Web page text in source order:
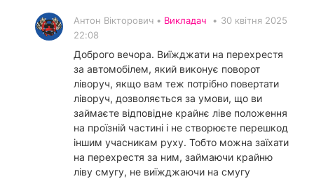
Антон Вікторович • Викладач • 30 квітня 2025
22:08
Доброго вечора. Виїжджати на перехрестя
за автомобілем, який виконує поворот
ліворуч, якщо вам теж потрібно повертати
ліворуч, дозволяється за умови, що ви
займаєте відповідне крайнє ліве положення
на проїзній частині і не створюєте перешкод
іншим учасникам руху. Тобто можна заїхати
на перехрестя за ним, займаючи крайню
ліву смугу, не виїжджаючи на смугу